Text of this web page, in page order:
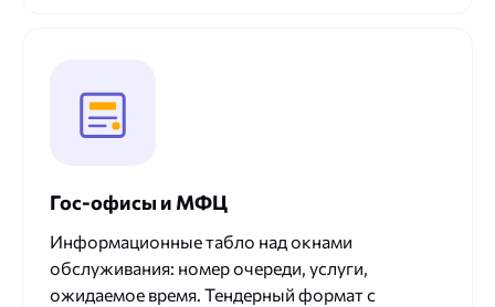
Гос-офисы и МФЦ
Информационные табло над окнами
обслуживания: номер очереди, услуги,
ожидаемое время. Тендерный формат с